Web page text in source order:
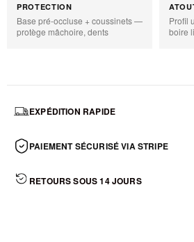
PROTECTION
Base pré-occluse + coussinets —
protège mâchoire, dents
Profil
boire
EXPÉDITION RAPIDE
PAIEMENT SÉCURISÉ VIA STRIPE
RETOURS SOUS 14 JOURS